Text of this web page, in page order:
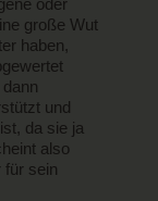
oder
große Wut
haben,
und
da sie ja
also
für sein